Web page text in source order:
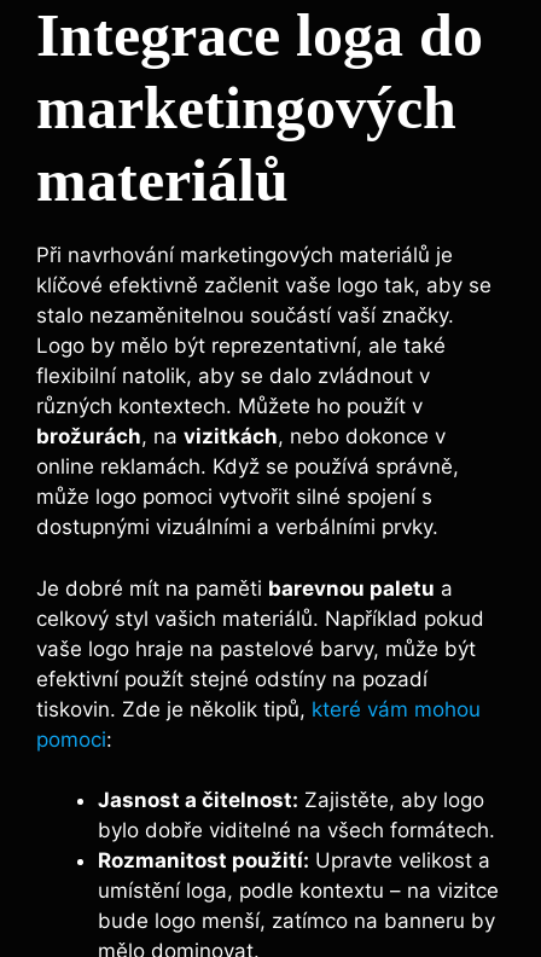
Integrace loga do
marketingových
materiálů
Při navrhování marketingových materiálů je
klíčové efektivně začlenit vaše logo tak, aby se
stalo nezaměnitelnou součástí vaší značky.
Logo by mělo být reprezentativní, ale také
flexibilní natolik, aby se dalo zvládnout v
různých kontextech. Můžete ho použít v
brožurách, na vizitkách, nebo dokonce v
online reklamách. Když se používá správně,
může logo pomoci vytvořit silné spojení s
dostupnými vizuálními a verbálními prvky.
Je dobré mít na paměti barevnou paletu a
celkový styl vašich materiálů. Například pokud
vaše logo hraje na pastelové barvy, může být
efektivní použít stejné odstíny na pozadí
tiskovin. Zde je několik tipů, které vám mohou
pomoci:
Jasnost a čitelnost: Zajistěte, aby logo
bylo dobře viditelné na všech formátech.
Rozmanitost použití: Upravte velikost a
umístění loga, podle kontextu – na vizitce
bude logo menší, zatímco na banneru by
mělo dominovat.